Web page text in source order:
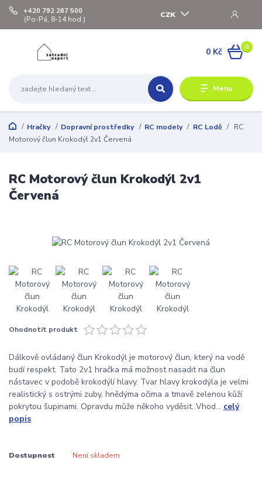
Menu
CZK
+420 792 267 500
(Po-Pá, 8-14 hod.)
0
0 Kč
Hračky Dopravní prostředky RC modely RC Lodě
RC
Motorový člun Krokodýl 2v1 Červená
RC Motorový člun Krokodýl 2v1
Červená
Ohodnotit produkt
Dálkově ovládaný člun Krokodýl je motorový člun, který na vodě
budí respekt. Tato 2v1 hračka má možnost nasadit na člun
nástavec v podobě krokodýlí hlavy. Tvar hlavy krokodýla je velmi
realistický s ostrými zuby, hnědýma očima a tmavě zelenou kůží
pokrytou šupinami. Opravdu může někoho vyděsit. Vhod... celý
popis
Dostupnost Není skladem